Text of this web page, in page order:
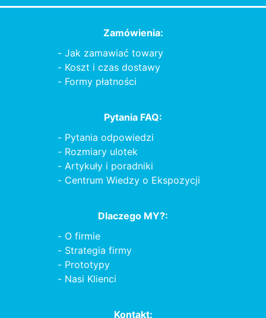
Zamówienia:
Jak zamawiać towary
Koszt i czas dostawy
Formy płatności
Pytania FAQ:
Pytania odpowiedzi
Rozmiary ulotek
Artykuły i poradniki
Centrum Wiedzy o Ekspozycji
Dlaczego MY?:
O firmie
Strategia firmy
Prototypy
Nasi Klienci
Kontakt: